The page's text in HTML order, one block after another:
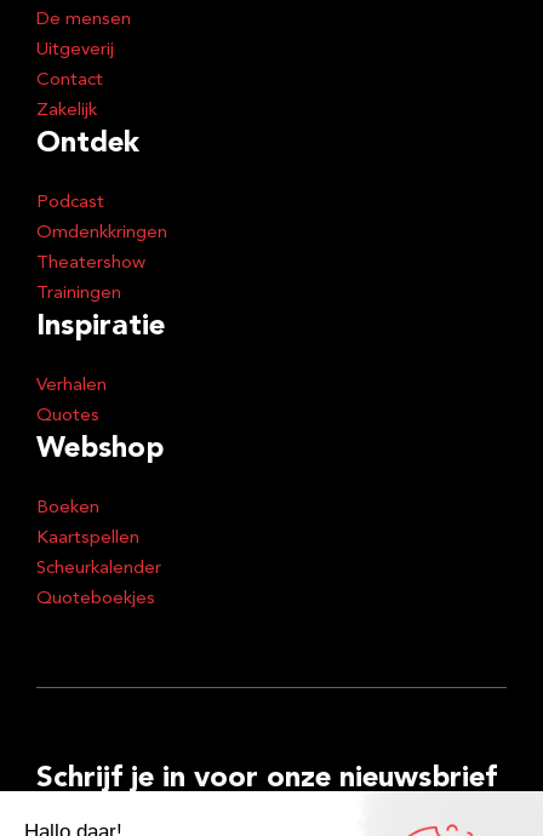
De mensen
Uitgeverij
Contact
Zakelijk
Ontdek
Podcast
Omdenkkringen
Theatershow
Trainingen
Inspiratie
Verhalen
Quotes
Webshop
Boeken
Kaartspellen
Scheurkalender
Quoteboekjes
Schrijf je in voor onze nieuwsbrief